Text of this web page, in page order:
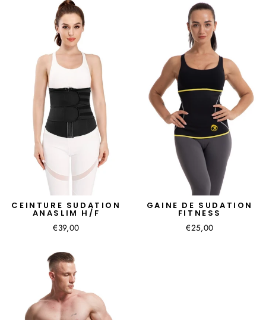
CEINTURE SUDATION
ANASLIM H/F
€39,00
GAINE DE SUDATION
FITNESS
€25,00